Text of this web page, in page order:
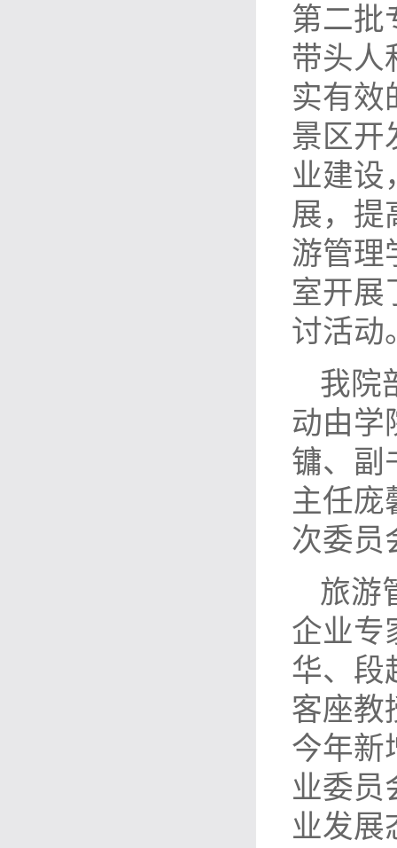
第二批
带头人
实有效
景区开
业建设
展，提
游管理
室开展
讨活动
我院
动由学
镛、副
主任庞
次委员
旅游
企业专
华、段
客座
今年新
业委员
业发展